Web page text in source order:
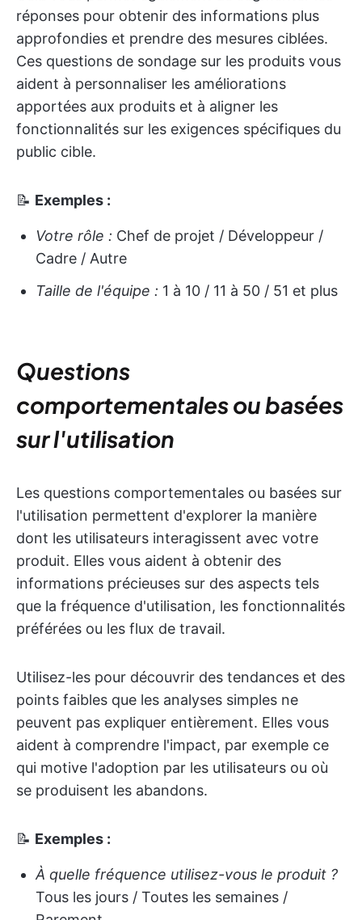
réponses pour obtenir des informations plus
approfondies et prendre des mesures ciblées.
Ces questions de sondage sur les produits vous
aident à personnaliser les améliorations
apportées aux produits et à aligner les
fonctionnalités sur les exigences spécifiques du
public cible.
📝 Exemples :
Votre rôle : Chef de projet / Développeur /
Cadre / Autre
Taille de l'équipe : 1 à 10 / 11 à 50 / 51 et plus
Questions
comportementales ou basées
sur l'utilisation
Les questions comportementales ou basées sur
l'utilisation permettent d'explorer la manière
dont les utilisateurs interagissent avec votre
produit. Elles vous aident à obtenir des
informations précieuses sur des aspects tels
que la fréquence d'utilisation, les fonctionnalités
préférées ou les flux de travail.
Utilisez-les pour découvrir des tendances et des
points faibles que les analyses simples ne
peuvent pas expliquer entièrement. Elles vous
aident à comprendre l'impact, par exemple ce
qui motive l'adoption par les utilisateurs ou où
se produisent les abandons.
📝 Exemples :
À quelle fréquence utilisez-vous le produit ?
Tous les jours / Toutes les semaines /